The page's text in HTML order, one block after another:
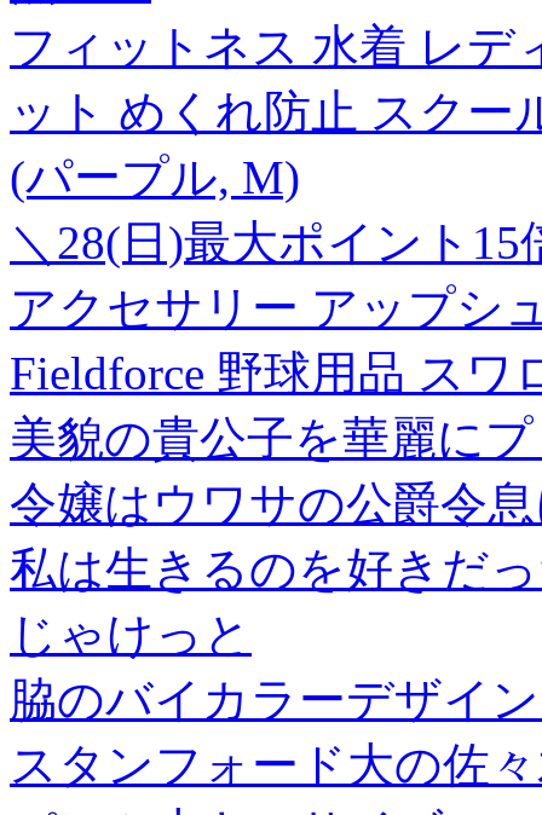
フィットネス 水着 レデ
ット めくれ防止 スクー
(パープル, M)
＼28(日)最大ポイント
アクセサリー アップシ
Fieldforce 野球用品 スワ
美貌の貴公子を華麗に
令嬢はウワサの公爵令
私は生きるのを好きだ
じゃけっと
脇のバイカラーデザイ
スタンフォード大の佐